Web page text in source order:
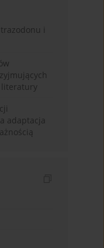
i
literatury
adaptacja